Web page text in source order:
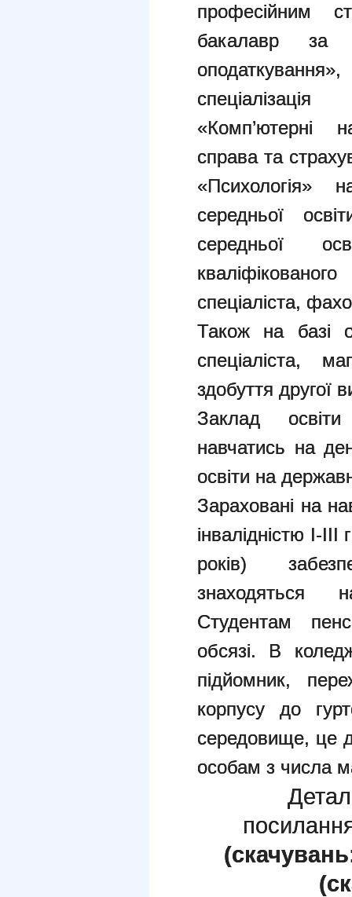
професійним
бакалавр за
«Комп’ютерні
справа та
«Психологія»
середньої
середньої
спеціаліста,
Також на базі
спеціаліста,
здобуття другої
Заклад
навчатись на
освіти на
Зараховані на
інвалідністю І-
років)
знаходяться
Студентам
обсязі. В
підйомник,
корпусу до
середовище, це
особам з числа